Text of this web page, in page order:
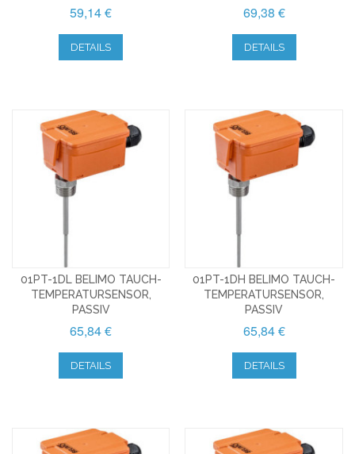
59,14 €
DETAILS
69,38 €
DETAILS
01PT-1DL BELIMO TAUCH-
TEMPERATURSENSOR,
PASSIV
65,84 €
DETAILS
01PT-1DH BELIMO TAUCH-
TEMPERATURSENSOR,
PASSIV
65,84 €
DETAILS